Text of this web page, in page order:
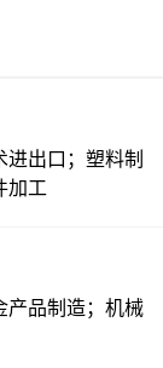
出口；塑料制
加工
产品制造；机械